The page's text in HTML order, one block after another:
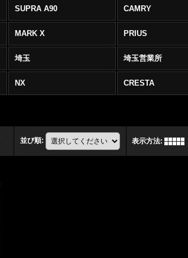
SUPRA A90 CAMRY
MARK X PRIUS
埼玉 埼玉営業所
NX CRESTA
並び順: 表示方法: